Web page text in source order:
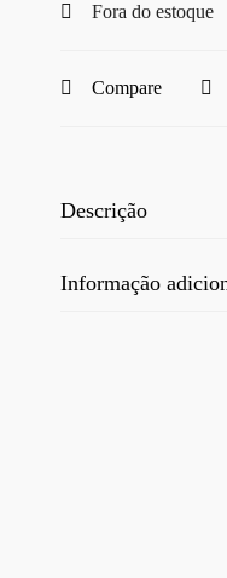
Fora do estoque
Compare
Descrição
Informação